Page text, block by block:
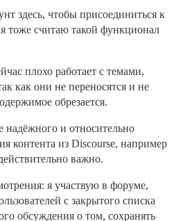
здесь, чтобы присоединиться к
тоже считаю такой функционал
плохо работает с темами,
как они не переносятся и не
обрезается.
и относительно
контента из Discourse, например
важно.
я участвую в форуме,
с закрытого списка
обсуждения о том, сохранять